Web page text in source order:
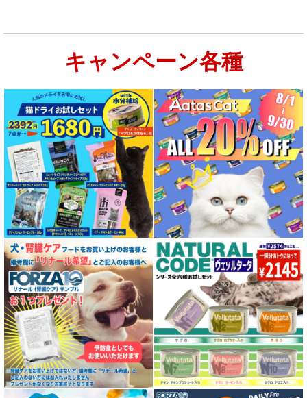
キャンペーン各種